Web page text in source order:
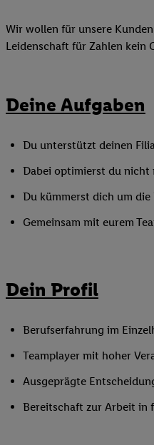
Wir wollen für unsere
Leidenschaft für Zahlen kein
Deine Aufgaben
Du unterstützt deinen
Dabei optimierst du nicht
Du kümmerst dich um
Gemeinsam mit eurem
Dein Profil
Berufserfahrung im
Teamplayer mit hoher
Ausgeprägte
Bereitschaft zur Arbeit in